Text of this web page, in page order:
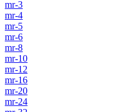
mr-3
mr-4
mr-5
mr-6
mr-8
mr-10
mr-12
mr-16
mr-20
mr-24